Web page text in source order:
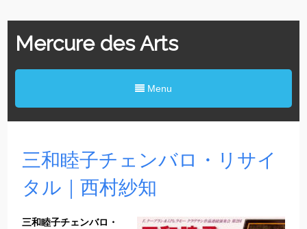
Mercure des Arts
Menu
三和睦子チェンバロ・リサイ
タル｜西村紗知
三和睦子チェンバロ・